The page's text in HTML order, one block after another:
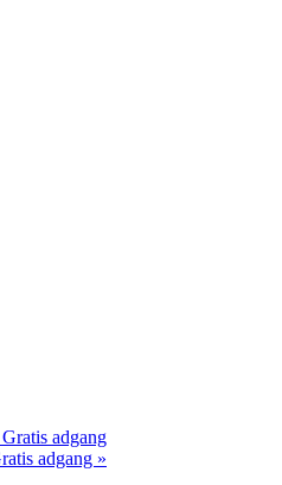
adgang
adgang »